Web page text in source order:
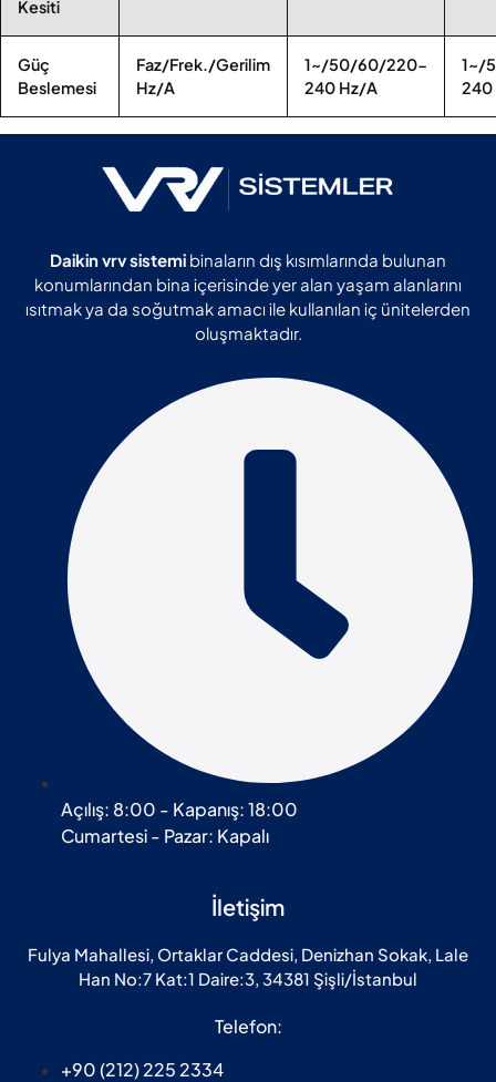
Kesiti
Güç
Beslemesi
Faz/Frek./Gerilim
Hz/A
1~/50/60/220-
240 Hz/A
1~/
240
Daikin vrv sistemi binaların dış kısımlarında bulunan
konumlarından bina içerisinde yer alan yaşam alanlarını
ısıtmak ya da soğutmak amacı ile kullanılan iç ünitelerden
oluşmaktadır.
Açılış: 8:00 - Kapanış: 18:00
Cumartesi - Pazar: Kapalı
İletişim
Fulya Mahallesi, Ortaklar Caddesi, Denizhan Sokak, Lale
Han No:7 Kat:1 Daire:3, 34381 Şişli/İstanbul
Telefon:
+90 (212) 225 2334